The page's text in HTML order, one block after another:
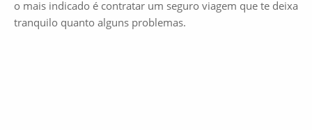
o mais indicado é contratar um seguro viagem que te deixa
tranquilo quanto alguns problemas.